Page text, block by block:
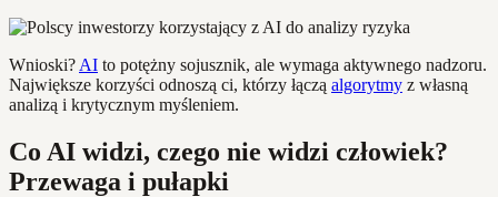
Wnioski? AI to potężny sojusznik, ale wymaga aktywnego nadzoru.
Największe korzyści odnoszą ci, którzy łączą algorytmy z własną
analizą i krytycznym myśleniem.
Co AI widzi, czego nie widzi człowiek?
Przewaga i pułapki